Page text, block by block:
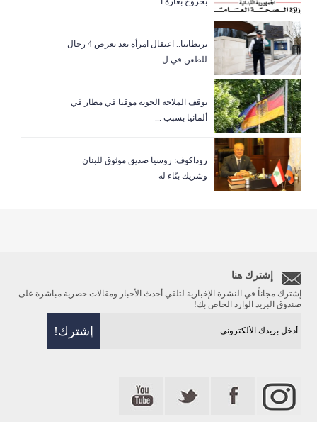
بريطانيا.. اعتقال امرأة بعد تعرض 4 رجال
للطعن في ل...
توقف الملاحة الجوية موقتا في مطار في
ألمانيا بسبب ...
روداكوف: روسيا صديق موثوق للبنان
وشريك بنّاء له
إشترك هنا
إشترك مجاناً في النشرة الإخبارية لتلقي أحدث الأخبار ومقالات حصرية مباشرة على
صندوق البريد الوارد الخاص بك!